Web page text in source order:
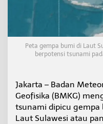
i
n
T
u
i
P
a
Peta gempa bumi di Laut
berpotensi tsunami
Jakarta – Badan
Geofisika (BMKG)
tsunami dipicu gempa
Laut Sulawesi atau